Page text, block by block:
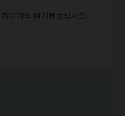
문가와 얘기해보십시오.